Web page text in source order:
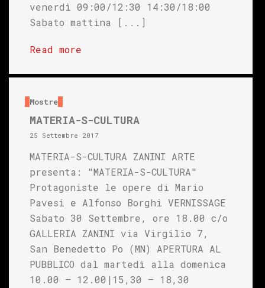
venerdì 09:00/12:30 14:30/18:00
Sabato mattina [...]
Read more
Mostre
MATERIA-S-CULTURA
25 Settembre 2017
MATERIA-S-CULTURA ZANINI ARTE
presenta: "MATERIA-S-CULTURA"
Protagoniste le opere di Mario
Pavesi e Alfonso Borghi VERNISSAGE
Sabato 30 Settembre, ore 18.00 c/o
GALLERIA ZANINI via Virgilio 7,
San Benedetto Po (MN) APERTURA AL
PUBBLICO dal martedì alla domenica
10.00 – 12.00|15,30 – 18,30